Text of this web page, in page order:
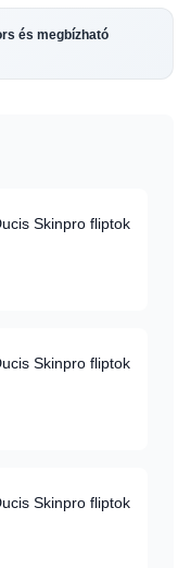
és megbízható
Skinpro fliptok
Skinpro fliptok
Skinpro fliptok